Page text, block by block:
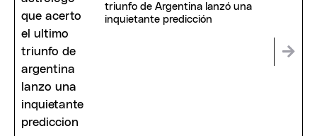
triunfo de Argentina lanzó una
inquietante predicción